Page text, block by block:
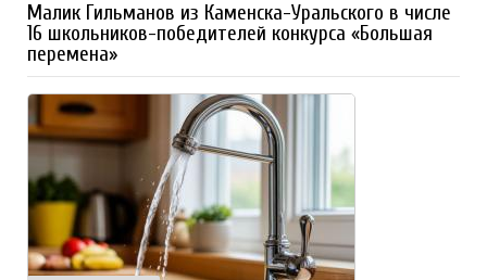
Малик Гильманов из Каменска-Уральского в числе
16 школьников-победителей конкурса «Большая
перемена»